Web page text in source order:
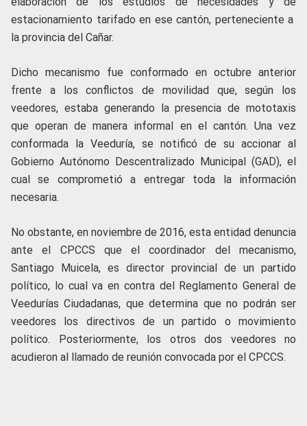
estacionamiento tarifado en ese cantón, perteneciente a
la provincia del Cañar.
Dicho mecanismo fue conformado en octubre anterior
frente a los conflictos de movilidad que, según los
veedores, estaba generando la presencia de mototaxis
que operan de manera informal en el cantón. Una vez
conformada la Veeduría, se notificó de su accionar al
Gobierno Autónomo Descentralizado Municipal (GAD), el
cual se comprometió a entregar toda la información
necesaria.
No obstante, en noviembre de 2016, esta entidad denuncia
ante el CPCCS que el coordinador del mecanismo,
Santiago Muicela, es director provincial de un partido
político, lo cual va en contra del Reglamento General de
Veedurías Ciudadanas, que determina que no podrán ser
veedores los directivos de un partido o movimiento
político. Posteriormente, los otros dos veedores no
acudieron al llamado de reunión convocada por el CPCCS.